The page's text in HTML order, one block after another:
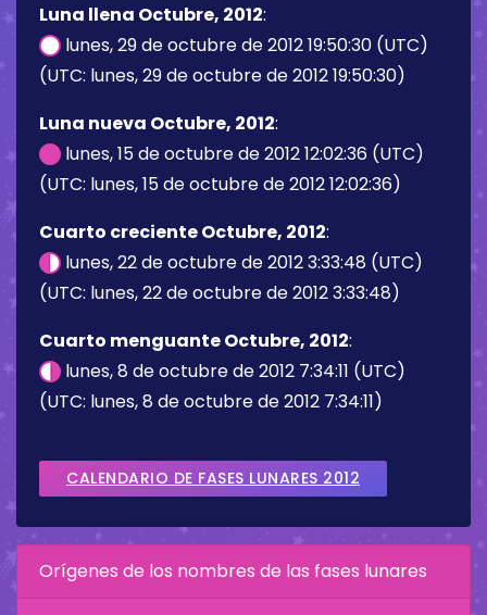
Luna llena Octubre, 2012:
lunes, 29 de octubre de 2012 19:50:30 (UTC)
(UTC: lunes, 29 de octubre de 2012 19:50:30)
Luna nueva Octubre, 2012:
lunes, 15 de octubre de 2012 12:02:36 (UTC)
(UTC: lunes, 15 de octubre de 2012 12:02:36)
Cuarto creciente Octubre, 2012:
lunes, 22 de octubre de 2012 3:33:48 (UTC)
(UTC: lunes, 22 de octubre de 2012 3:33:48)
Cuarto menguante Octubre, 2012:
lunes, 8 de octubre de 2012 7:34:11 (UTC)
(UTC: lunes, 8 de octubre de 2012 7:34:11)
CALENDARIO DE FASES LUNARES 2012
Orígenes de los nombres de las fases lunares